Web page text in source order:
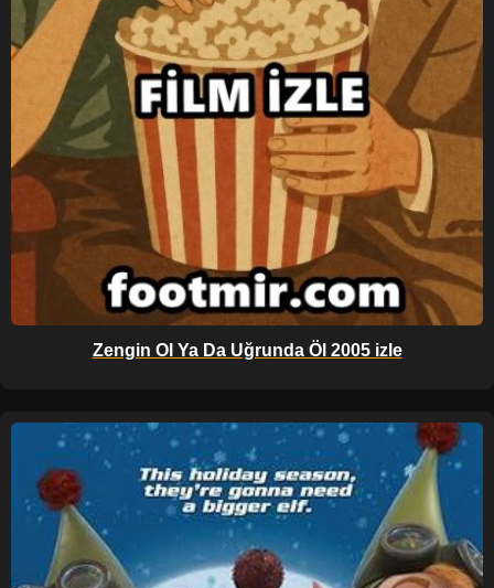
Zengin Ol Ya Da Uğrunda Öl 2005 izle